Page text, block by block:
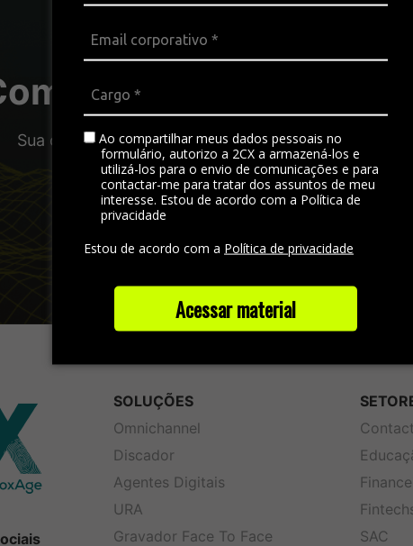
Ao compartilhar meus dados pessoais no
formulário, autorizo a 2CX a armazená-los e
utilizá-los para o envio de comunicações e para
contactar-me para tratar dos assuntos de meu
interesse. Estou de acordo com a Política de
privacidade
Estou de acordo com a Política de privacidade
Acessar material
para pequenas
Sua operação com a qualidade das grandes.
visão abrangente das interações com
CONHEÇA OS
SOLUÇÕES
Omnichannel
Discador
Agentes Digitais
URA
Gravador Face To Face
SAC